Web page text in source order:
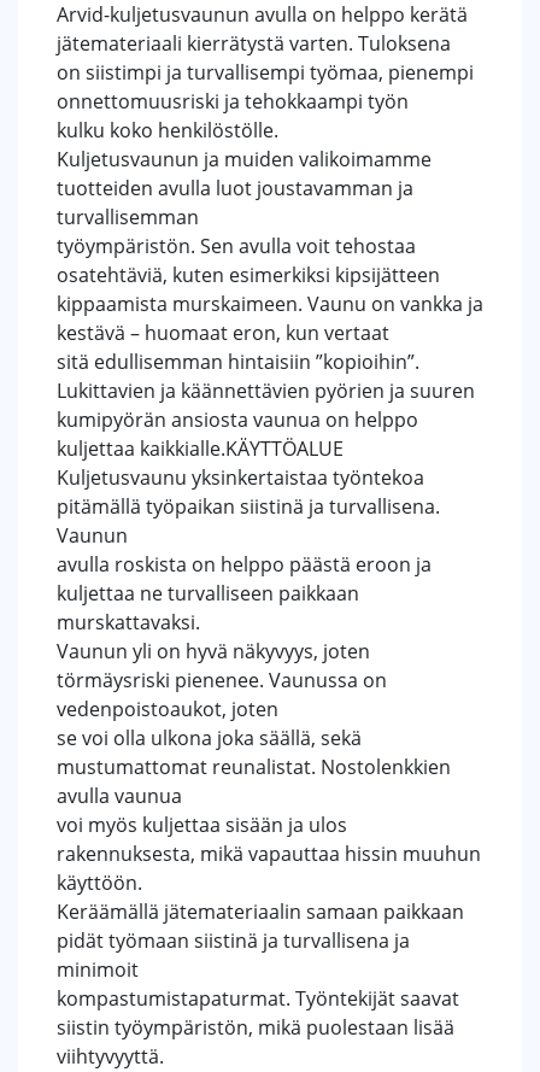
Arvid-kuljetusvaunun avulla on helppo kerätä
jätemateriaali kierrätystä varten. Tuloksena
on siistimpi ja turvallisempi työmaa, pienempi
onnettomuusriski ja tehokkaampi työn
kulku koko henkilöstölle.
Kuljetusvaunun ja muiden valikoimamme
tuotteiden avulla luot joustavamman ja
turvallisemman
työympäristön. Sen avulla voit tehostaa
osatehtäviä, kuten esimerkiksi kipsijätteen
kippaamista murskaimeen. Vaunu on vankka ja
kestävä – huomaat eron, kun vertaat
sitä edullisemman hintaisiin ”kopioihin”.
Lukittavien ja käännettävien pyörien ja suuren
kumipyörän ansiosta vaunua on helppo
kuljettaa kaikkialle.KÄYTTÖALUE
Kuljetusvaunu yksinkertaistaa työntekoa
pitämällä työpaikan siistinä ja turvallisena.
Vaunun
avulla roskista on helppo päästä eroon ja
kuljettaa ne turvalliseen paikkaan
murskattavaksi.
Vaunun yli on hyvä näkyvyys, joten
törmäysriski pienenee. Vaunussa on
vedenpoistoaukot, joten
se voi olla ulkona joka säällä, sekä
mustumattomat reunalistat. Nostolenkkien
avulla vaunua
voi myös kuljettaa sisään ja ulos
rakennuksesta, mikä vapauttaa hissin muuhun
käyttöön.
Keräämällä jätemateriaalin samaan paikkaan
pidät työmaan siistinä ja turvallisena ja
minimoit
kompastumistapaturmat. Työntekijät saavat
siistin työympäristön, mikä puolestaan lisää
viihtyvyyttä.